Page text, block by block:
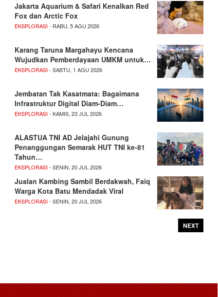
Jakarta Aquarium & Safari Kenalkan Red
Fox dan Arctic Fox
EKSPLORASI- RABU, 5 AGU 2026
Karang Taruna Margahayu Kencana
Wujudkan Pemberdayaan UMKM untuk…
EKSPLORASI- SABTU, 1 AGU 2026
Jembatan Tak Kasatmata: Bagaimana
Infrastruktur Digital Diam-Diam…
EKSPLORASI- KAMIS, 23 JUL 2026
ALASTUA TNI AD Jelajahi Gunung
Penanggungan Semarak HUT TNI ke-81
Tahun…
EKSPLORASI- SENIN, 20 JUL 2026
Jualan Kambing Sambil Berdakwah, Faiq
Warga Kota Batu Mendadak Viral
EKSPLORASI- SENIN, 20 JUL 2026
NEXT